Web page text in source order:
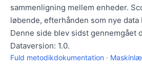
sammenligning mellem enheder.
løbende, efterhånden som nye
Denne side blev sidst gennemgået
Dataversion: 1.0.
Fuld metodikdokumentation ·